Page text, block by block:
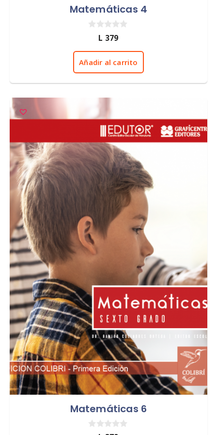
Matemáticas 4
e
L 379
Añadir al carrito
Matemáticas 6